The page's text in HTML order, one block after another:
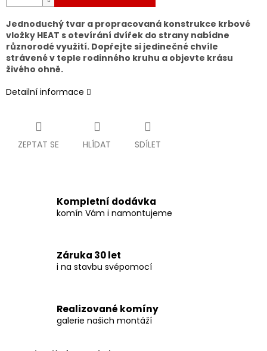
Jednoduchý tvar a propracovaná konstrukce krbové
vložky HEAT s otevírání dvířek do strany nabídne
různorodé využití. Dopřejte si jedinečné chvíle
strávené v teple rodinného kruhu a objevte krásu
živého ohně.
Detailní informace
ZEPTAT SE HLÍDAT SDÍLET
Kompletní dodávka
komín Vám i namontujeme
Záruka 30 let
i na stavbu svépomocí
Realizované komíny
galerie našich montáží